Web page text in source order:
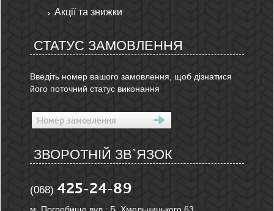
Акції та знижки
СТАТУС ЗАМОВЛЕННЯ
Введіть номер вашого замовлення, щоб дізнатися
його поточний статус виконання
ЗВОРОТНІЙ ЗВ`ЯЗОК
(068) 425-24-89